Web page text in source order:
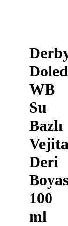
WB
Su
Bazlı
Deri
100
ml